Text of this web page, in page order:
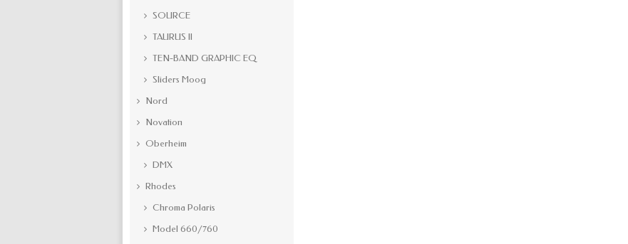
SOURCE
TAURUS II
TEN-BAND GRAPHIC EQ
Sliders Moog
Nord
Novation
Oberheim
DMX
Rhodes
Chroma Polaris
Model 660/760